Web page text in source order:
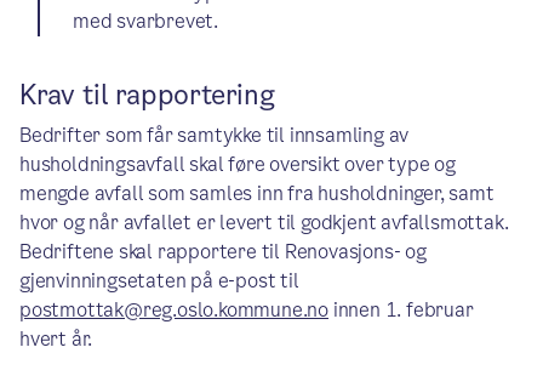
med svarbrevet.
Krav til rapportering
Bedrifter som får samtykke til innsamling av
husholdningsavfall skal føre oversikt over type og
mengde avfall som samles inn fra husholdninger, samt
hvor og når avfallet er levert til godkjent avfallsmottak.
Bedriftene skal rapportere til Renovasjons- og
gjenvinningsetaten på e-post til
postmottak@reg.oslo.kommune.no innen 1. februar
hvert år.